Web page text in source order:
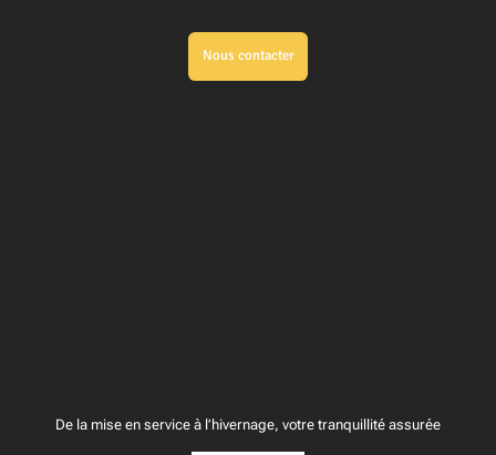
Nous contacter
De la mise en service à l’hivernage, votre tranquillité assurée